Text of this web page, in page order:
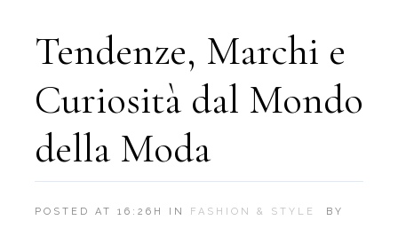
Tendenze, Marchi e
Curiosità dal Mondo
della Moda
POSTED AT 16:26H IN FASHION & STYLE BY